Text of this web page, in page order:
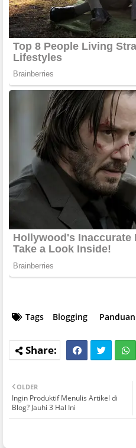
Tags Blogging Panduan
OLDER
Ingin Produktif Menulis Artikel di
Blog? Jauhi 3 Hal Ini